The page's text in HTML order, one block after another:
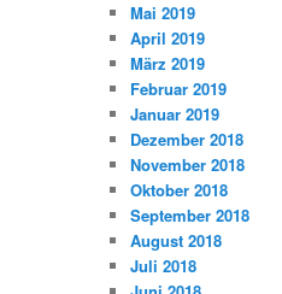
Mai 2019
April 2019
März 2019
Februar 2019
Januar 2019
Dezember 2018
November 2018
Oktober 2018
September 2018
August 2018
Juli 2018